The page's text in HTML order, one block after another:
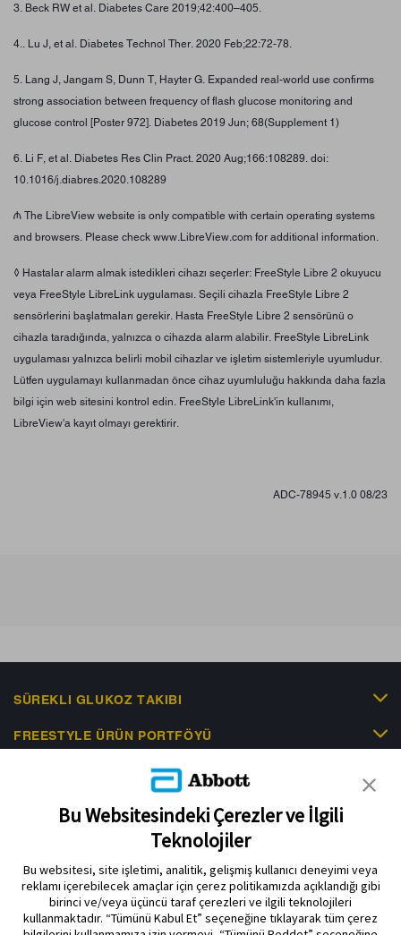
3. Beck RW et al. Diabetes Care 2019;42:400–405.
4.. Lu J, et al. Diabetes Technol Ther. 2020 Feb;22:72-78.
5. Lang J, Jangam S, Dunn T, Hayter G. Expanded real-world use confirms
strong association between frequency of flash glucose monitoring and
glucose control [Poster 972]. Diabetes 2019 Jun; 68(Supplement 1)
6. Li F, et al. Diabetes Res Clin Pract. 2020 Aug;166:108289. doi:
10.1016/j.diabres.2020.108289
₼ The LibreView website is only compatible with certain operating systems
and browsers. Please check www.LibreView.com for additional information.
◊ Hastalar alarm almak istedikleri cihazı seçerler: FreeStyle Libre 2 okuyucu
veya FreeStyle LibreLink uygulaması. Seçili cihazla FreeStyle Libre 2
sensörlerini başlatmaları gerekir. Hasta FreeStyle Libre 2 sensörünü o
cihazla taradığında, yalnızca o cihazda alarm alabilir. FreeStyle LibreLink
uygulaması yalnızca belirli mobil cihazlar ve işletim sistemleriyle uyumludur.
Lütfen uygulamayı kullanmadan önce cihaz uyumluluğu hakkında daha fazla
bilgi için web sitesini kontrol edin. FreeStyle LibreLink'in kullanımı,
LibreView'a kayıt olmayı gerektirir.
ADC-78945 v.1.0 08/23
SÜREKLI GLUKOZ TAKIBI
FREESTYLE ÜRÜN PORTFÖYÜ
EDUCATIONAL RESOURCES
İLETIŞIM & HABERLER
Bu Websitesindeki Çerezler ve İlgili
Teknolojiler
Bu websitesi, site işletimi, analitik, gelişmiş kullanıcı deneyimi veya
reklamı içerebilecek amaçlar için çerez politikamızda açıklandığı gibi
birinci ve/veya üçüncü taraf çerezleri ve ilgili teknolojileri
kullanmaktadır. “Tümünü Kabul Et” seçeneğine tıklayarak tüm çerez